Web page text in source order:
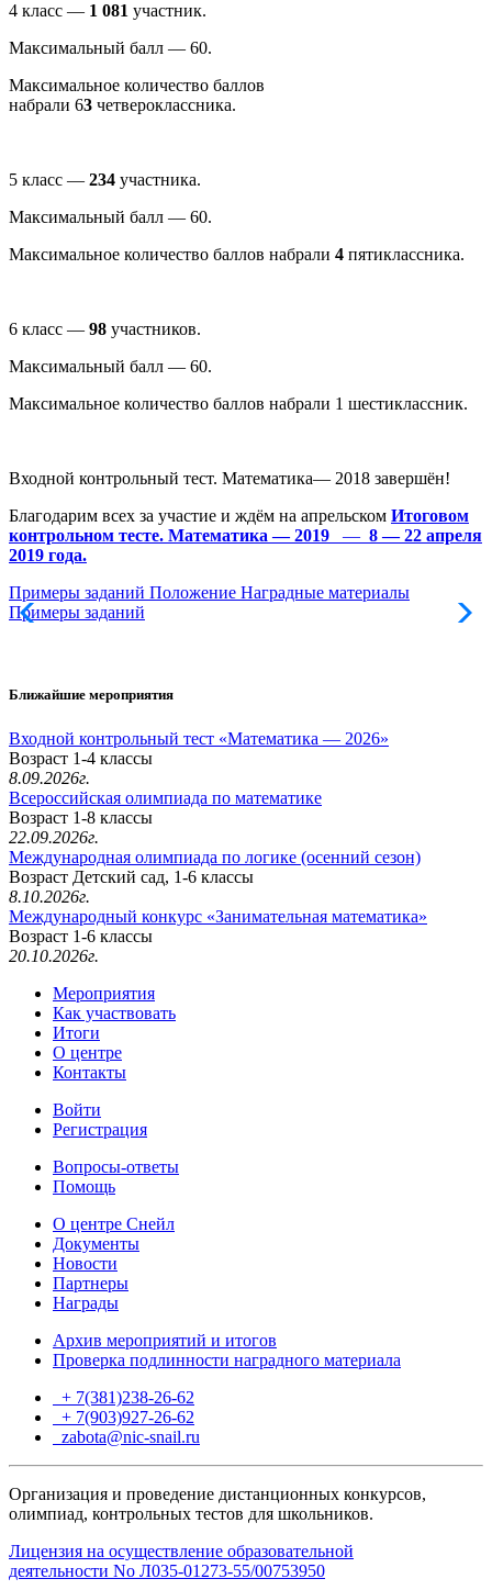
4 класс — 1 081 участник.
Максимальный балл — 60.
Максимальное количество баллов
набрали 63 четвероклассника.
5 класс — 234 участника.
Максимальный балл — 60.
Максимальное количество баллов набрали 4 пятиклассника.
6 класс — 98 участников.
Максимальный балл — 60.
Максимальное количество баллов набрали 1 шестиклассник.
Входной контрольный тест. Математика— 2018 завершён!
Благодарим всех за участие и ждём на апрельском Итоговом
контрольном тесте. Математика — 2019
— 8 — 22 апреля
2019 года.
Примеры заданий Положение Наградные материалы
Примеры заданий
Ближайшие мероприятия
Входной контрольный тест «Математика — 2026»
Возраст 1-4 классы
8.09.2026г.
Всероссийская олимпиада по математике
Возраст 1-8 классы
22.09.2026г.
Международная олимпиада по логике (осенний сезон)
Возраст Детский сад, 1-6 классы
8.10.2026г.
Международный конкурс «Занимательная математика»
Возраст 1-6 классы
20.10.2026г.
Мероприятия
Как участвовать
Итоги
О центре
Контакты
Войти
Регистрация
Вопросы-ответы
Помощь
О центре Снейл
Документы
Новости
Партнеры
Награды
Архив мероприятий и итогов
Проверка подлинности наградного материала
+ 7(381)238-26-62
+ 7(903)927-26-62
zabota@nic-snail.ru
Организация и проведение дистанционных конкурсов,
олимпиад, контрольных тестов для школьников.
Лицензия на осуществление образовательной
деятельности No Л035-01273-55/00753950